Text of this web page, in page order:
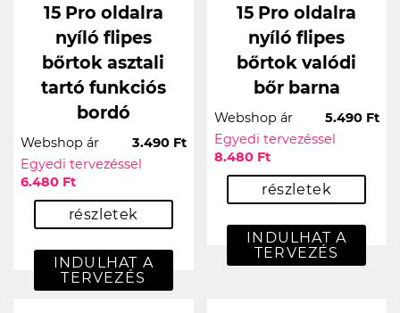
15 Pro oldalra
nyíló flipes
bőrtok asztali
tartó funkciós
bordó
Webshop ár
3.490 Ft
Egyedi tervezéssel
6.480 Ft
részletek
INDULHAT A
TERVEZÉS
15 Pro oldalra
nyíló flipes
bőrtok valódi
bőr barna
Webshop ár
5.490 Ft
Egyedi tervezéssel
8.480 Ft
részletek
INDULHAT A
TERVEZÉS